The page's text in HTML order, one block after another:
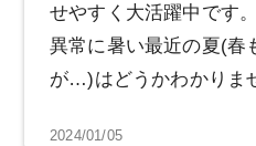
せやすく大活躍中です。
異常に暑い最近の夏(春
が…)はどうかわかりま
2024/01/05